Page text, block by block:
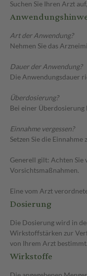
Suchen Sie Ihren Arzt
Art der Anwendung?
Nehmen Sie das
Dauer der Anwendung?
Die Anwendungsdauer
Überdosierung?
Bei einer Überdosierung
Einnahme vergessen?
Setzen Sie die
Generell gilt: Achten Sie
Vorsichtsmaßnahmen.
Eine vom Arzt
Dosierung
Die Dosierung wird in
Wirkstoffstärken zur
von Ihrem Arzt
Wirkstoffe